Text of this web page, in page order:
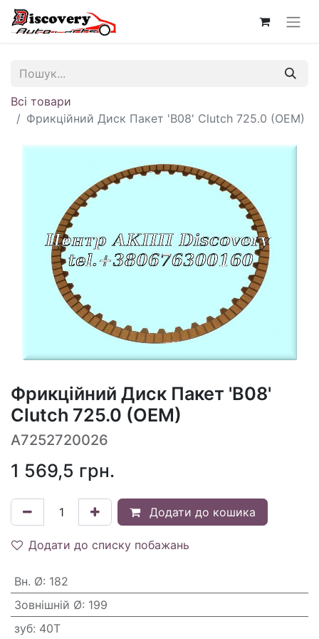
Всі товари
Фрикційний Диск Пакет 'B08' Clutch 725.0 (OEM)
Фрикційний Диск Пакет 'B08'
Clutch 725.0 (OEM)
A7252720026
1 569,5 грн.
Додати до кошика
Додати до списку побажань
Вн. Ø: 182
Зовнішній Ø: 199
зуб: 40T